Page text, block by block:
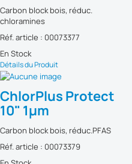
Carbon block bois, réduc.
chloramines
Réf. article : 00073377
En Stock
Détails du Produit
ChlorPlus Protect
10" 1µm
Carbon block bois, réduc.PFAS
Réf. article : 00073379